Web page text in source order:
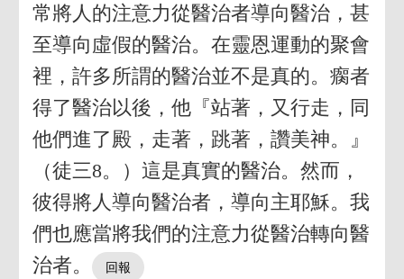
常將人的注意力從醫治者導向醫治，甚
至導向虛假的醫治。在靈恩運動的聚會
裡，許多所謂的醫治並不是真的。瘸者
得了醫治以後，他『站著，又行走，同
他們進了殿，走著，跳著，讚美神。』
（徒三8。）這是真實的醫治。然而，
彼得將人導向醫治者，導向主耶穌。我
們也應當將我們的注意力從醫治轉向醫
治者。